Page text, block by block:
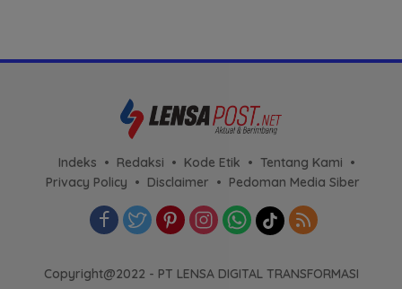
Indeks Redaksi Kode Etik
Tentang Kami
Privacy Policy
Disclaimer Pedoman Media Siber
Copyright@2022 - PT LENSA DIGITAL TRANSFORMASI